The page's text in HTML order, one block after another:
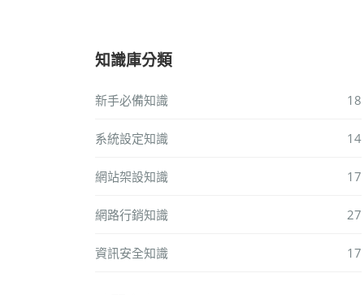
知識庫分類
新手必備知識 18
系統設定知識 14
網站架設知識 17
網路行銷知識 27
資訊安全知識 17